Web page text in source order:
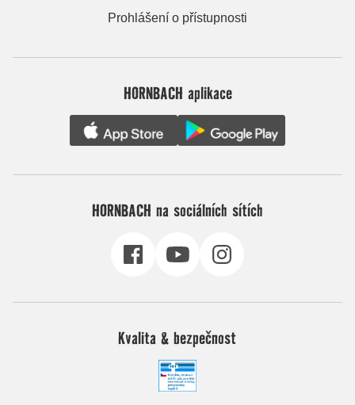
Prohlášení o přístupnosti
HORNBACH aplikace
HORNBACH na sociálních sítích
Kvalita & bezpečnost